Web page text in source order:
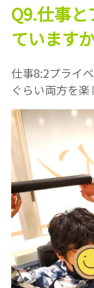
Q9.仕事
ています
仕事8:2プライ
ぐらい両方を